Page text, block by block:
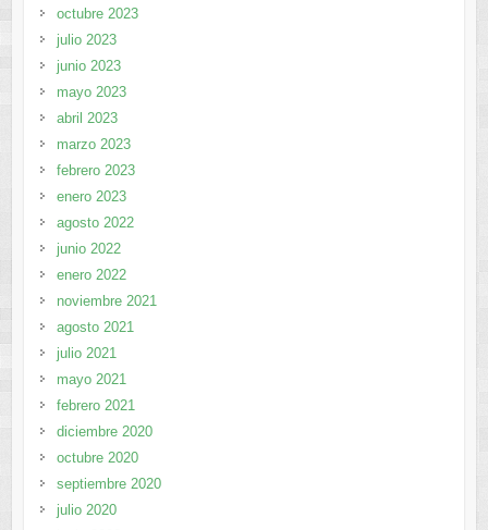
octubre 2023
julio 2023
junio 2023
mayo 2023
abril 2023
marzo 2023
febrero 2023
enero 2023
agosto 2022
junio 2022
enero 2022
noviembre 2021
agosto 2021
julio 2021
mayo 2021
febrero 2021
diciembre 2020
octubre 2020
septiembre 2020
julio 2020